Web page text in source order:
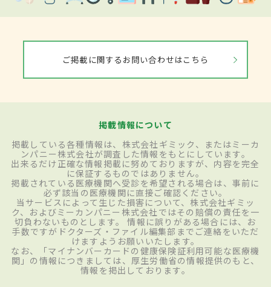
ご掲載に関するお問い合わせはこちら
掲載情報について
掲載している各種情報は、株式会社ギミック、またはミーカ
ンパニー株式会社が調査した情報をもとにしています。
出来るだけ正確な情報掲載に努めておりますが、内容を完全
に保証するものではありません。
掲載されている医療機関へ受診を希望される場合は、事前に
必ず該当の医療機関に直接ご確認ください。
当サービスによって生じた損害について、株式会社ギミッ
ク、およびミーカンパニー株式会社ではその賠償の責任を一
切負わないものとします。 情報に誤りがある場合には、お
手数ですがドクターズ・ファイル編集部までご連絡をいただ
けますようお願いいたします。
なお、「マイナンバーカードの健康保険証利用可能な医療機
関」の情報につきましては、厚生労働省の情報提供のもと、
情報を掲出しております。